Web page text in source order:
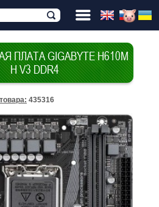
ПЛАТА GIGABYTE H610M
H V3 DDR4
: 435316